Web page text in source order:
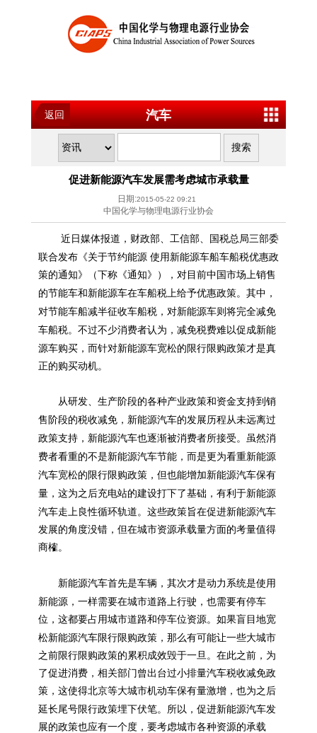
返回 汽车
促进新能源汽车发展需考虑城市承载量
日期:2015-05-22 09:21
中国化学与物理电源行业协会
近日媒体报道，财政部、工信部、国税总局三部委
联合发布《关于节约能源 使用 新能源车船车船税优惠政
策的通知》（下称《通知》），对目前中国市场上销售
的节能车和 新能源车在车船税上给予优惠政策。其中，
对节能车船减半征收车船税，对新能源车则将完全减免
车船税。不过不少消费者认为，减免税费难以促成新能
源车购买，而针对新能源车宽松的限行限购政策才是真
正的购买动机。
从研发、生产阶段的各种产业政策和资金支持到销
售阶段的税收减免， 新能源汽车的发展历程从未远离过
政策支持， 新能源汽车也逐渐被消费者所接受。虽然消
费者看重的不是新能源汽车节能，而是更为看重新能源
汽车宽松的限行限购政策，但也能增加新能源汽车保有
量，这为之后充电站的建设打下了基础，有利于新能源
汽车走上良性循环轨道。这些政策旨在促进新能源汽车
发展的角度没错，但在城市资源承载量方面的考量值得
商榷。
新能源汽车首先是车辆，其次才是动力系统是使用
新能源 ，一样需要在城市道路上行驶，也需要有停车
位，这都要占用城市道路和停车位资源。如果盲目地宽
松新能源汽车限行限购政策，那么有可能让一些大城市
之前限行限购政策的累积成效毁于一旦。在此之前，为
了促进消费，相关部门曾出台过小排量汽车税收减免政
策，这使得北京等大城市机动车保有量激增，也为之后
延长尾号限行政策埋下伏笔。所以，促进新能源汽车发
展的政策也应有一个度，要考虑城市各种资源的承载